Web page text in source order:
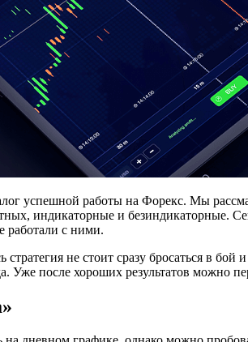
успешной работы на Форекс. Мы
индикаторные и безиндикаторные.
работали с ними.
не стоит сразу бросаться в
после хороших результатов можно